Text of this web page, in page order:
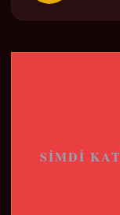
SIMDI